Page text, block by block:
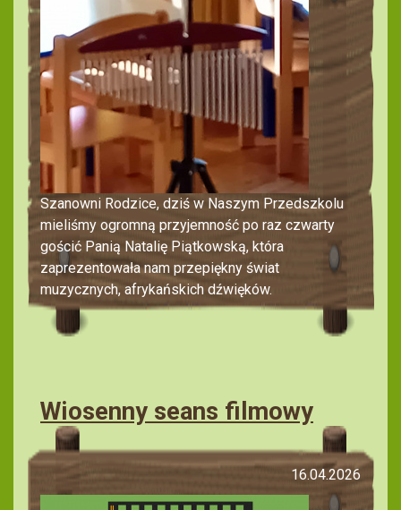
Szanowni Rodzice, dziś w Naszym Przedszkolu
mieliśmy ogromną przyjemność po raz czwarty
gościć Panią Natalię Piątkowską, która
zaprezentowała nam przepiękny świat
muzycznych, afrykańskich dźwięków.
Wiosenny seans filmowy
16.04.2026